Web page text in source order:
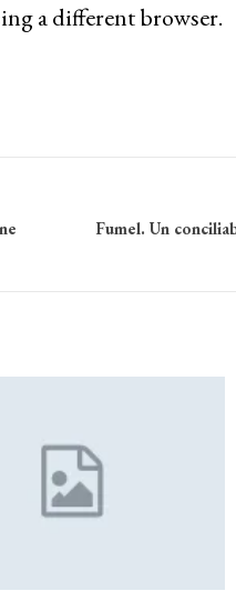
a different browser.
Fumel. Un